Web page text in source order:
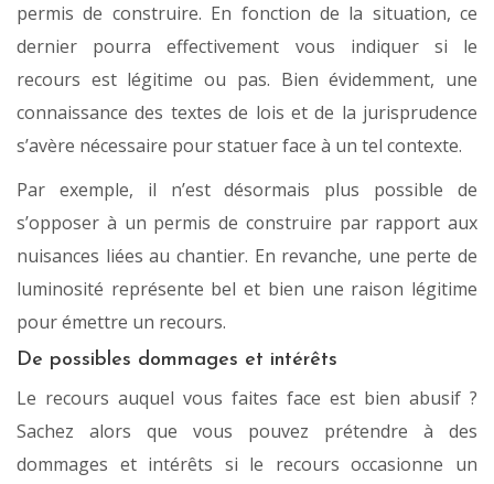
permis de construire. En fonction de la situation, ce
dernier pourra effectivement vous indiquer si le
recours est légitime ou pas. Bien évidemment, une
connaissance des textes de lois et de la jurisprudence
s’avère nécessaire pour statuer face à un tel contexte.
Par exemple, il n’est désormais plus possible de
s’opposer à un permis de construire par rapport aux
nuisances liées au chantier. En revanche, une perte de
luminosité représente bel et bien une raison légitime
pour émettre un recours.
De possibles dommages et intérêts
Le recours auquel vous faites face est bien abusif ?
Sachez alors que vous pouvez prétendre à des
dommages et intérêts si le recours occasionne un